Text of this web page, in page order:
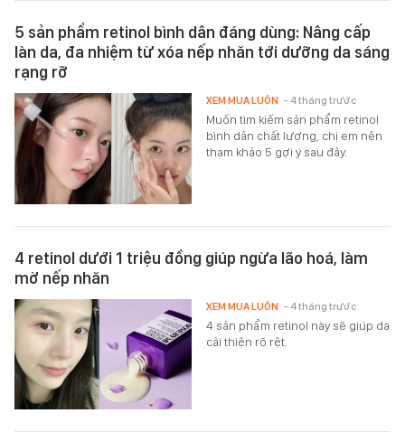
5 sản phẩm retinol bình dân đáng dùng: Nâng cấp
làn da, đa nhiệm từ xóa nếp nhăn tới dưỡng da sáng
rạng rỡ
Muốn tìm kiếm sản phẩm retinol
bình dân chất lượng, chị em nên
tham khảo 5 gợi ý sau đây.
XEM MUA LUÔN - 4 tháng trước
4 retinol dưới 1 triệu đồng giúp ngừa lão hoá, làm
mờ nếp nhăn
4 sản phẩm retinol này sẽ giúp da
cải thiện rõ rệt.
XEM MUA LUÔN - 4 tháng trước